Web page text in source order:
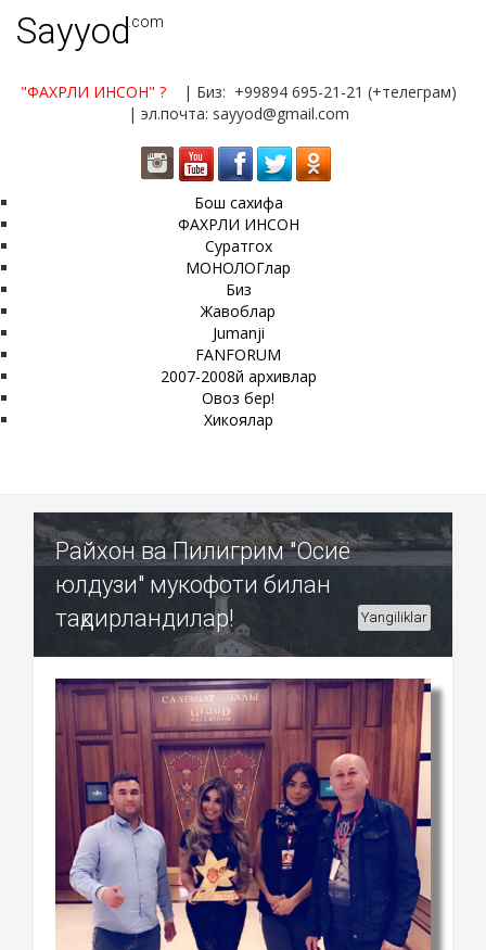
Sayyod.com
"ФАХРЛИ ИНСОН" ?
| Биз: +99894 695-21-21 (+телеграм)
| эл.почта: sayyod@gmail.com
Бош сахифа
ФАХРЛИ ИНСОН
Суратгох
МОНОЛОГлар
Биз
Жавоблар
Jumanji
FANFORUM
2007-2008й архивлар
Овоз бер!
Хикоялар
Райхон ва Пилигрим "Осиё
юлдузи" мукофоти билан
тақдирландилар!
Yangiliklar